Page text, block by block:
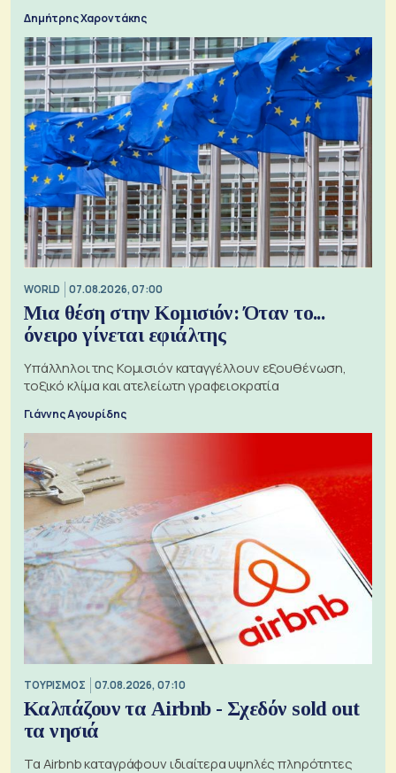
Δημήτρης Χαροντάκης
WORLD 07.08.2026, 07:00
Μια θέση στην Κομισιόν: Όταν το...
όνειρο γίνεται εφιάλτης
Υπάλληλοι της Κομισιόν καταγγέλλουν εξουθένωση,
τοξικό κλίμα και ατελείωτη γραφειοκρατία
Γιάννης Αγουρίδης
ΤΟΥΡΙΣΜΟΣ 07.08.2026, 07:10
Καλπάζουν τα Airbnb - Σχεδόν sold out
τα νησιά
Τα Airbnb καταγράφουν ιδιαίτερα υψηλές πληρότητες